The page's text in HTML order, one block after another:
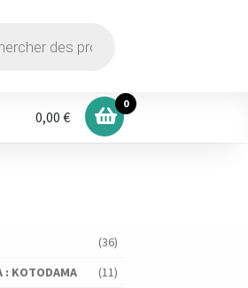
0,00 €
0
(36)
: KOTODAMA
(11)